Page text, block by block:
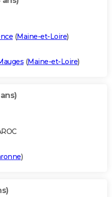
(Maine-et-Loire)
(Maine-et-Loire)
)